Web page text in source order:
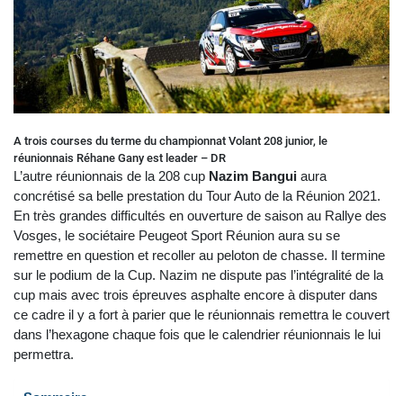
A trois courses du terme du championnat Volant 208 junior, le
réunionnais Réhane Gany est leader – DR
L’autre réunionnais de la 208 cup Nazim Bangui aura
concrétisé sa belle prestation du Tour Auto de la Réunion 2021.
En très grandes difficultés en ouverture de saison au Rallye des
Vosges, le sociétaire Peugeot Sport Réunion aura su se
remettre en question et recoller au peloton de chasse. Il termine
sur le podium de la Cup. Nazim ne dispute pas l’intégralité de la
cup mais avec trois épreuves asphalte encore à disputer dans
ce cadre il y a fort à parier que le réunionnais remettra le couvert
dans l’hexagone chaque fois que le calendrier réunionnais le lui
permettra.